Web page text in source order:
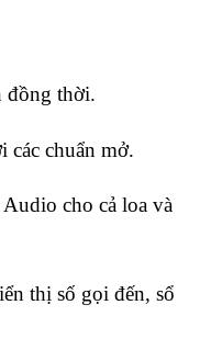
thời.
chuẩn mở.
cho cả loa và
thị số gọi đến, sổ